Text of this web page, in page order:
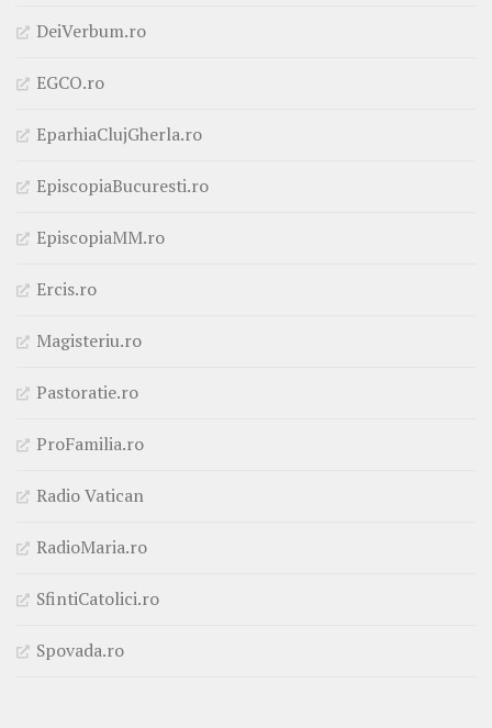
DeiVerbum.ro
EGCO.ro
EparhiaClujGherla.ro
EpiscopiaBucuresti.ro
EpiscopiaMM.ro
Ercis.ro
Magisteriu.ro
Pastoratie.ro
ProFamilia.ro
Radio Vatican
RadioMaria.ro
SfintiCatolici.ro
Spovada.ro